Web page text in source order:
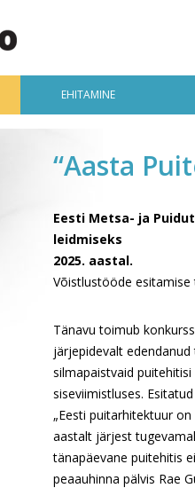
EHITAMINE
“Aasta
Eesti Metsa- ja
leidmiseks
2025. aastal.
Võistlustööde
Tänavu toimub
järjepidevalt
silmapaistvaid
siseviimistluses.
„Eesti puitarhitektuur
aastalt järjest
tänapäevane puitehitis
peaauhinna pälvis Rae